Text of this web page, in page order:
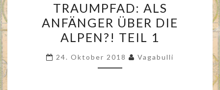
ALS
ANFÄNGER
ÜBER
ALPEN?!
TRAUMPFAD: ALS
ANFÄNGER ÜBER DIE
ALPEN?! TEIL 1
24. Oktober 2018 Vagabulli